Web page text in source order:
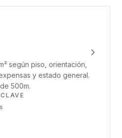
según piso, orientación,
y estado general.
500m.